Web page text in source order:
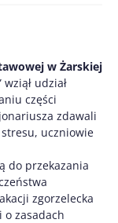
w Żarskiej
udział
części
zdawali
uczniowie
do przekazania
zgorzelecka
o zasadach